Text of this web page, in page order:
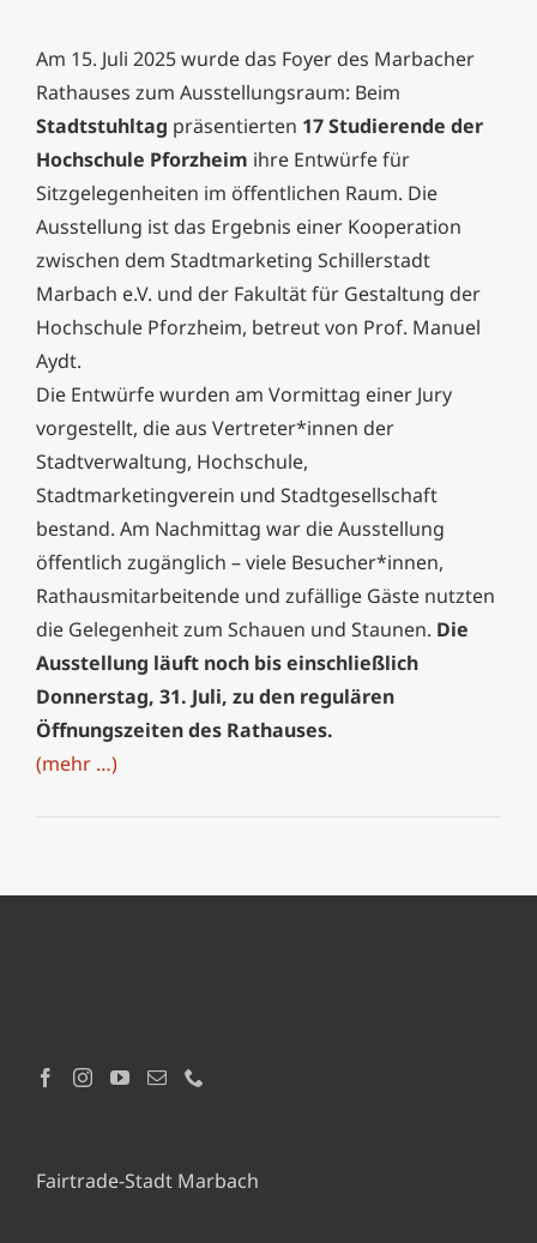
Am 15. Juli 2025 wurde das Foyer des Marbacher
Rathauses zum Ausstellungsraum: Beim
Stadtstuhltag präsentierten 17 Studierende der
Hochschule Pforzheim ihre Entwürfe für
Sitzgelegenheiten im öffentlichen Raum. Die
Ausstellung ist das Ergebnis einer Kooperation
zwischen dem Stadtmarketing Schillerstadt
Marbach e.V. und der Fakultät für Gestaltung der
Hochschule Pforzheim, betreut von Prof. Manuel
Aydt.
Die Entwürfe wurden am Vormittag einer Jury
vorgestellt, die aus Vertreter*innen der
Stadtverwaltung, Hochschule,
Stadtmarketingverein und Stadtgesellschaft
bestand. Am Nachmittag war die Ausstellung
öffentlich zugänglich – viele Besucher*innen,
Rathausmitarbeitende und zufällige Gäste nutzten
die Gelegenheit zum Schauen und Staunen. Die
Ausstellung läuft noch bis einschließlich
Donnerstag, 31. Juli, zu den regulären
Öffnungszeiten des Rathauses.
(mehr …)
Fairtrade-Stadt Marbach